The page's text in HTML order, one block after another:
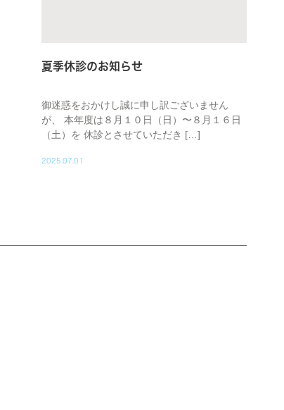
夏季休診のお知らせ
御迷惑をおかけし誠に申し訳ございません
が、 本年度は８月１０日（日）〜８月１６日
（土）を 休診とさせていただき […]
2025.07.01